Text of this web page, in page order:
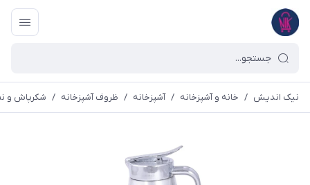
نیک اندیش / خانه و آشپزخانه / آشپزخانه / ظروف آشپزخانه / شکرپاش و